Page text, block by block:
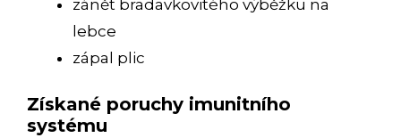
zánět bradavkovitého výběžku na
lebce
zápal plic
Získané poruchy imunitního
systému